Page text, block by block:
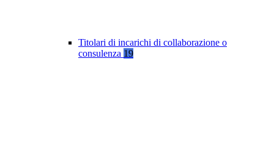
Titolari di incarichi di collaborazione o
consulenza 19